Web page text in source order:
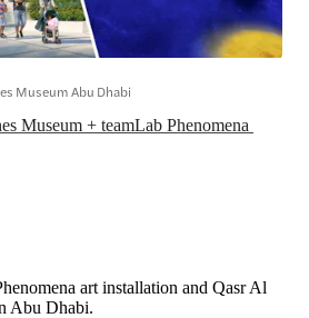
Museum + teamLab Phenomena
Museum Abu Dhabi
art installation and Qasr Al
Abu Dhabi.